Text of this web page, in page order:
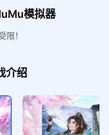
模拟器
！
介绍